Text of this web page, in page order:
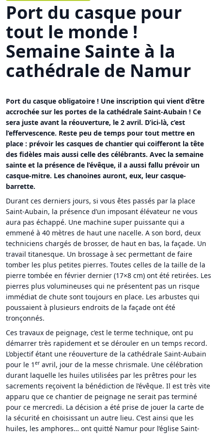
Port du casque pour
tout le monde !
Semaine Sainte à la
cathédrale de Namur
Port du casque obligatoire ! Une inscription qui vient d’être
accrochée sur les portes de la cathédrale Saint-Aubain ! Ce
sera juste avant la réouverture, le 2 avril. D’ici-là, c’est
l’effervescence. Reste peu de temps pour tout mettre en
place : prévoir les casques de chantier qui coifferont la tête
des fidèles mais aussi celle des célébrants. Avec la semaine
sainte et la présence de l’évêque, il a aussi fallu prévoir un
casque-mitre. Les chanoines auront, eux, leur casque-
barrette.
Durant ces derniers jours, si vous êtes passés par la place
Saint-Aubain, la présence d’un imposant élévateur ne vous
aura pas échappé. Une machine super puissante qui a
emmené à 40 mètres de haut une nacelle. A son bord, deux
techniciens chargés de brosser, de haut en bas, la façade. Un
travail titanesque. Un brossage à sec permettant de faire
tomber les plus petites pierres. Toutes celles de la taille de la
pierre tombée en février dernier (17×8 cm) ont été retirées. Les
pierres plus volumineuses qui ne présentent pas un risque
immédiat de chute sont toujours en place. Les arbustes qui
poussaient à plusieurs endroits de la façade ont été
tronçonnés.
Ces travaux de peignage, c’est le terme technique, ont pu
démarrer très rapidement et se dérouler en un temps record.
L’objectif étant une réouverture de la cathédrale Saint-Aubain
pour le 1 eravril, jour de la messe chrismale. Une célébration
durant laquelle les huiles utilisées par les prêtres pour les
sacrements reçoivent la bénédiction de l’évêque. Il est très vite
apparu que ce chantier de peignage ne serait pas terminé
pour ce mercredi. La décision a été prise de jouer la carte de
la sécurité en choisissant un autre lieu. C’est ainsi que les
huiles, les amphores… ont quitté Namur pour l’église Saint-